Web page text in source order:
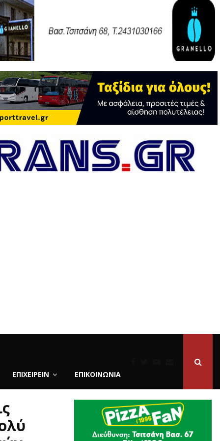
ΕΠΙΧΕΙΡΕΙΝ ΕΠΙΚΟΙΝΩΝΊΑ